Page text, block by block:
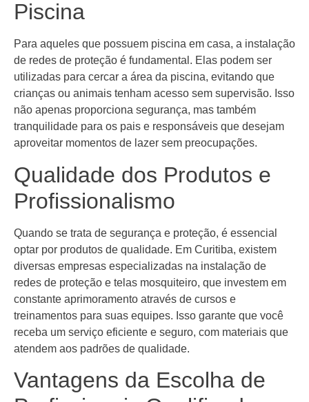
Piscina
Para aqueles que possuem piscina em casa, a instalação
de redes de proteção é fundamental. Elas podem ser
utilizadas para cercar a área da piscina, evitando que
crianças ou animais tenham acesso sem supervisão. Isso
não apenas proporciona segurança, mas também
tranquilidade para os pais e responsáveis que desejam
aproveitar momentos de lazer sem preocupações.
Qualidade dos Produtos e
Profissionalismo
Quando se trata de segurança e proteção, é essencial
optar por produtos de qualidade. Em Curitiba, existem
diversas empresas especializadas na instalação de
redes de proteção e telas mosquiteiro, que investem em
constante aprimoramento através de cursos e
treinamentos para suas equipes. Isso garante que você
receba um serviço eficiente e seguro, com materiais que
atendem aos padrões de qualidade.
Vantagens da Escolha de